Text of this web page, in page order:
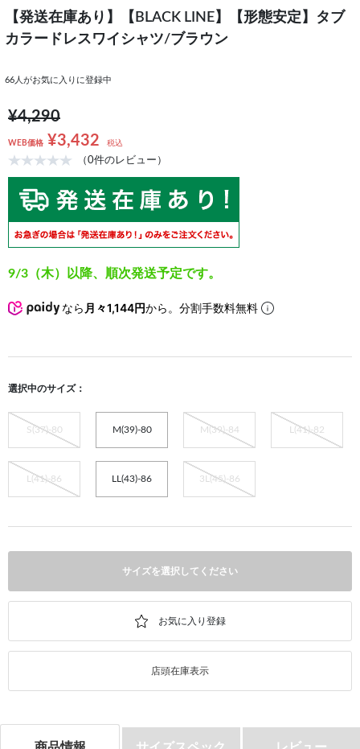
【発送在庫あり】【BLACK LINE】【形態安定】タブ
カラードレスワイシャツ/ブラウン
66 人がお気に入りに登録中
¥4,290
WEB価格 ¥3,432 税込
（0件のレビュー）
9/3（木）以降、順次発送予定です。
なら 月々1,144円から。分割手数料無料
選択中のサイズ：
S(37)-80 M(39)-80 M(39)-84 L(41)-82
L(41)-86 LL(43)-86 3L(45)-86
サイズを選択してください
店頭在庫表示